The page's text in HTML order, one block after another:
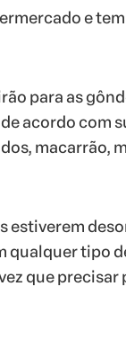
e
para as
acordo com
macarrão,
estiverem
qualquer tipo
que